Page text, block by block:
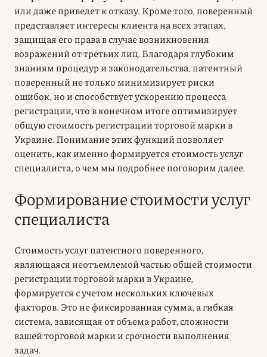
или даже приведет к отказу. Кроме того, поверенный
представляет интересы клиента на всех этапах,
защищая его права в случае возникновения
возражений от третьих лиц. Благодаря глубоким
знаниям процедур и законодательства, патентный
поверенный не только минимизирует риски
ошибок, но и способствует ускорению процесса
регистрации, что в конечном итоге оптимизирует
общую стоимость регистрации торговой марки в
Украине. Понимание этих функций позволяет
оценить, как именно формируется стоимость услуг
специалиста, о чем мы подробнее поговорим далее.
Формирование стоимости услуг
специалиста
Стоимость услуг патентного поверенного,
являющаяся неотъемлемой частью общей стоимости
регистрации торговой марки в Украине,
формируется с учетом нескольких ключевых
факторов. Это не фиксированная сумма, а гибкая
система, зависящая от объема работ, сложности
вашей торговой марки и срочности выполнения
задач.